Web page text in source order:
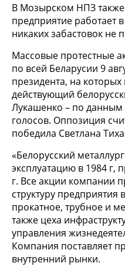
В Мозырском НПЗ также
предприятие работает
никаких забастовок не
Массовые протестные
по всей Беларусии 9
президента, на
действующий
Лукашенко – по
голосов. Оппозиция
победила Светлана
«Белорусский
эксплуатацию в 1984 г,
г. Все акции компании
структуру предприятия
прокатное, трубное и
также цеха
управления
Компания поставляет
внутренний рынки.